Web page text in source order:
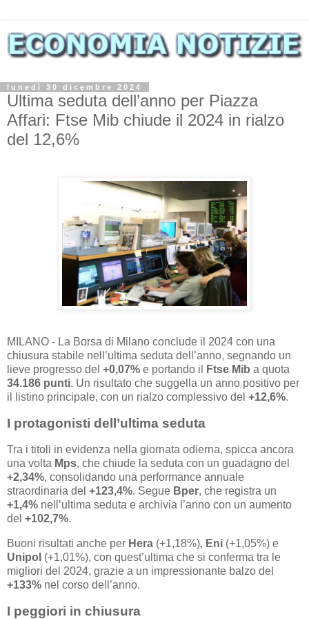
lunedì 30 dicembre 2024
Ultima seduta dell’anno per Piazza
Affari: Ftse Mib chiude il 2024 in rialzo
del 12,6%
MILANO - La Borsa di Milano conclude il 2024 con una
chiusura stabile nell’ultima seduta dell’anno, segnando un
lieve progresso del +0,07% e portando il Ftse Mib a quota
34.186 punti. Un risultato che suggella un anno positivo per
il listino principale, con un rialzo complessivo del +12,6%.
I protagonisti dell’ultima seduta
Tra i titoli in evidenza nella giornata odierna, spicca ancora
una volta Mps, che chiude la seduta con un guadagno del
+2,34%, consolidando una performance annuale
straordinaria del +123,4%. Segue Bper, che registra un
+1,4% nell’ultima seduta e archivia l’anno con un aumento
del +102,7%.
Buoni risultati anche per Hera (+1,18%), Eni (+1,05%) e
Unipol (+1,01%), con quest’ultima che si conferma tra le
migliori del 2024, grazie a un impressionante balzo del
+133% nel corso dell’anno.
I peggiori in chiusura